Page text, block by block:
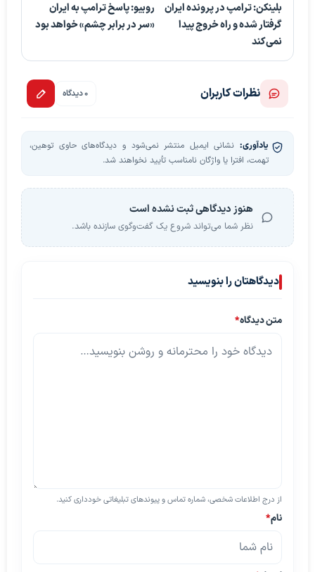
بلینکن: ترامپ در پرونده ایران
گرفتار شده و راه خروج پیدا
نمی‌کند
روبیو: پاسخ ترامپ به ایران
«سر در برابر چشم» خواهد بود
نظرات کاربران 0 دیدگاه
یادآوری: نشانی ایمیل منتشر نمی‌شود و دیدگاه‌های حاوی توهین،
تهمت، افترا یا واژگان نامناسب تأیید نخواهند شد.
هنوز دیدگاهی ثبت نشده است
نظر شما می‌تواند شروع یک گفت‌وگوی سازنده باشد.
دیدگاهتان را بنویسید
متن دیدگاه*
از درج اطلاعات شخصی، شماره تماس و پیوندهای تبلیغاتی خودداری کنید.
نام*